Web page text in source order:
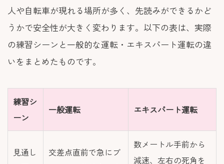
人や自転車が現れる場所が多く、先読みができるかど
うかで安全性が大きく変わります。以下の表は、実際
の練習シーンと一般的な運転・エキスパート運転の違
いをまとめたものです。
練習シ
ーン
一般運転 エキスパート運転
見通し
交差点直前で急にブ
数メートル手前から
減速、左右の死角を